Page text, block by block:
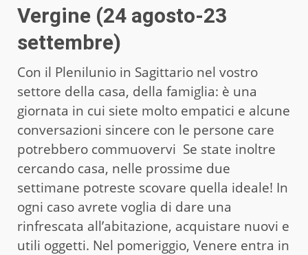
Vergine (24 agosto-23
settembre)
Con il Plenilunio in Sagittario nel vostro
settore della casa, della famiglia: è una
giornata in cui siete molto empatici e alcune
conversazioni sincere con le persone care
potrebbero commuovervi Se state inoltre
cercando casa, nelle prossime due
settimane potreste scovare quella ideale! In
ogni caso avrete voglia di dare una
rinfrescata all’abitazione, acquistare nuovi e
utili oggetti. Nel pomeriggio, Venere entra in